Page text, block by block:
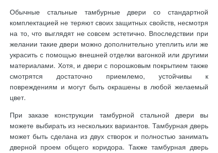
Обычные стальные тамбурные двери со стандартной
комплектацией не теряют своих защитных свойств, несмотря
на то, что выглядят не совсем эстетично. Впоследствии при
желании такие двери можно дополнительно утеплить или же
украсить с помощью внешней отделки вагонкой или другими
материалами. Хотя, и двери с порошковым покрытием также
смотрятся достаточно приемлемо, устойчивы к
повреждениям и могут быть окрашены в любой желаемый
цвет.
При заказе конструкции тамбурной стальной двери вы
можете выбирать из нескольких вариантов. Тамбурная дверь
может быть сделана из двух створок и полностью занимать
дверной проем общего коридора. Также тамбурная дверь